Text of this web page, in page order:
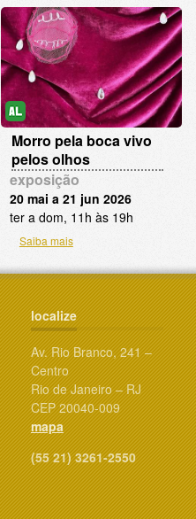
Morro pela boca vivo
pelos olhos
exposição
20 mai a 21 jun 2026
ter a dom, 11h às 19h
Saiba mais
localize
Av. Rio Branco, 241 –
Centro
Rio de Janeiro – RJ
CEP 20040-009
mapa
(55 21) 3261-2550